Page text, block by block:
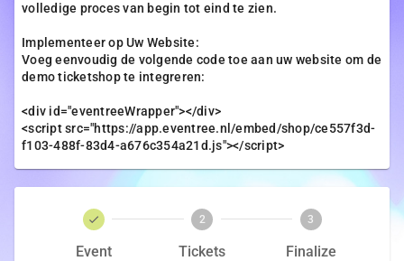
volledige proces van begin tot eind te zien.
Implementeer op Uw Website:
Voeg eenvoudig de volgende code toe aan uw website om de
demo ticketshop te integreren:
<div id="eventreeWrapper"></div>
<script src="https://app.eventree.nl/embed/shop/ce557f3d-
f103-488f-83d4-a676c354a21d.js"></script>
Event
2
Tickets
3
Finalize